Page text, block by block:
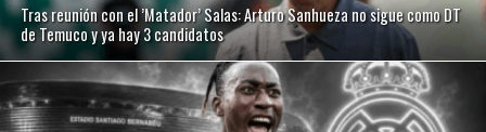
Tras reunión con el ’Matador’ Salas: Arturo Sanhueza no sigue como DT
de Temuco y ya hay 3 candidatos